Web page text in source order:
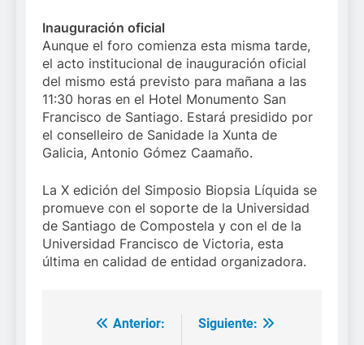
Inauguración oficial
Aunque el foro comienza esta misma tarde,
el acto institucional de inauguración oficial
del mismo está previsto para mañana a las
11:30 horas en el Hotel Monumento San
Francisco de Santiago. Estará presidido por
el conselleiro de Sanidade la Xunta de
Galicia, Antonio Gómez Caamaño.
La X edición del Simposio Biopsia Líquida se
promueve con el soporte de la Universidad
de Santiago de Compostela y con el de la
Universidad Francisco de Victoria, esta
última en calidad de entidad organizadora.
Navegación
Anterior:
Siguiente: